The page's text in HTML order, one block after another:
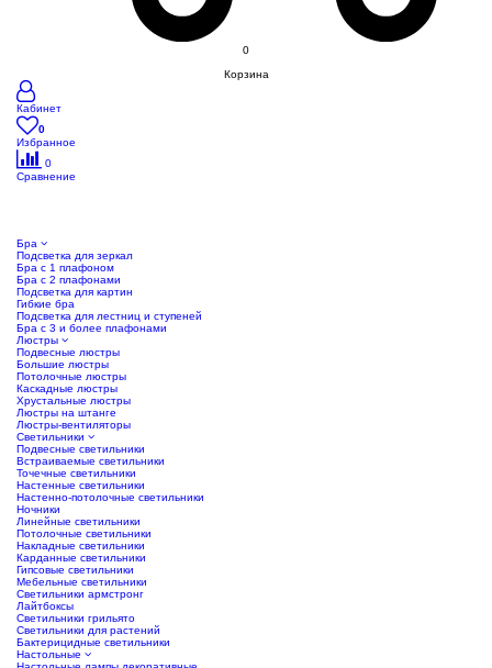
0
Корзина
Кабинет
0
Избранное
0
Сравнение
Бра
Подсветка для зеркал
Бра с 1 плафоном
Бра с 2 плафонами
Подсветка для картин
Гибкие бра
Подсветка для лестниц и ступеней
Бра с 3 и более плафонами
Люстры
Подвесные люстры
Большие люстры
Потолочные люстры
Каскадные люстры
Хрустальные люстры
Люстры на штанге
Люстры-вентиляторы
Светильники
Подвесные светильники
Встраиваемые светильники
Точечные светильники
Настенные светильники
Настенно-потолочные светильники
Ночники
Линейные светильники
Потолочные светильники
Накладные светильники
Карданные светильники
Гипсовые светильники
Мебельные светильники
Светильники армстронг
Лайтбоксы
Светильники грильято
Светильники для растений
Бактерицидные светильники
Настольные